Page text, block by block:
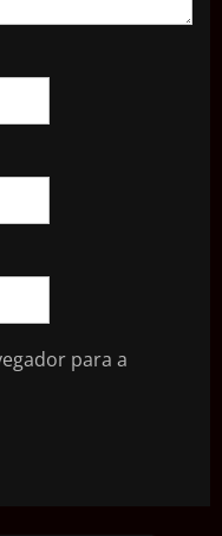
para a